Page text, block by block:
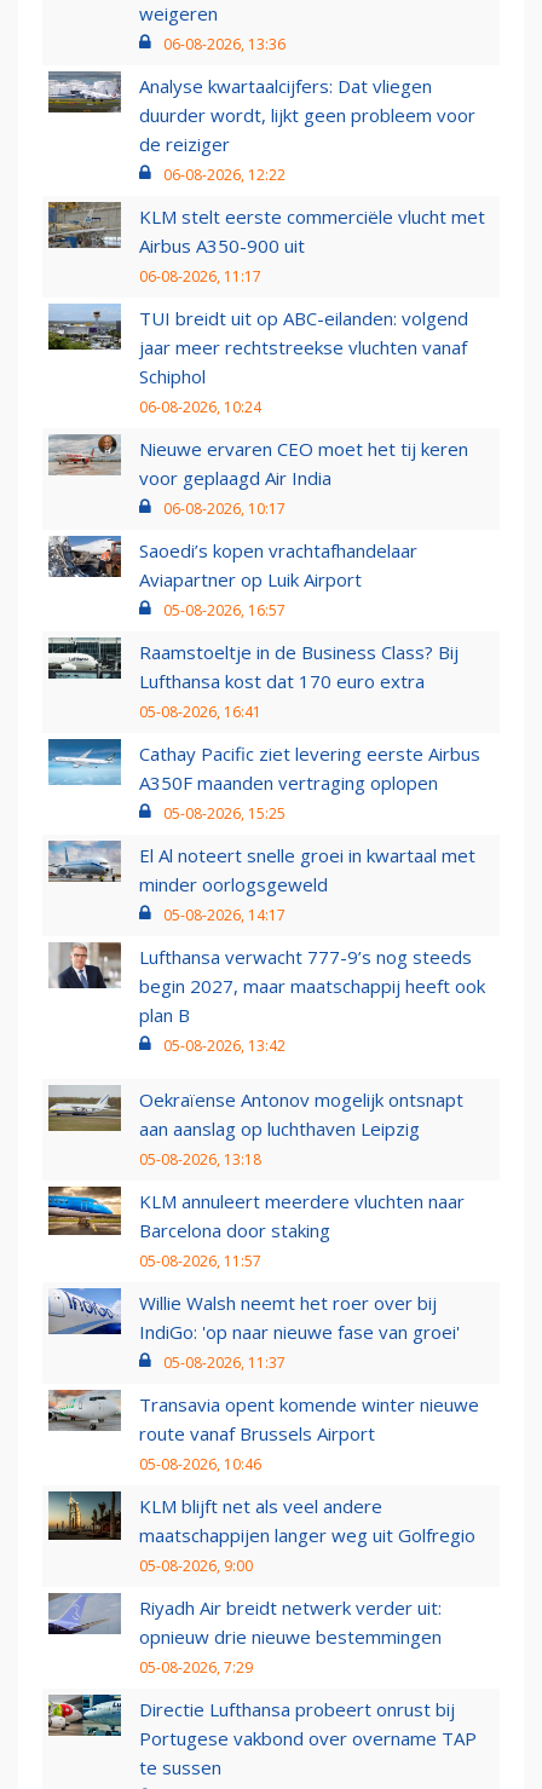
weigeren
06-08-2026, 13:36
Analyse kwartaalcijfers: Dat vliegen
duurder wordt, lijkt geen probleem voor
de reiziger
06-08-2026, 12:22
KLM stelt eerste commerciële vlucht met
Airbus A350-900 uit
06-08-2026, 11:17
TUI breidt uit op ABC-eilanden: volgend
jaar meer rechtstreekse vluchten vanaf
Schiphol
06-08-2026, 10:24
Nieuwe ervaren CEO moet het tij keren
voor geplaagd Air India
06-08-2026, 10:17
Saoedi’s kopen vrachtafhandelaar
Aviapartner op Luik Airport
05-08-2026, 16:57
Raamstoeltje in de Business Class? Bij
Lufthansa kost dat 170 euro extra
05-08-2026, 16:41
Cathay Pacific ziet levering eerste Airbus
A350F maanden vertraging oplopen
05-08-2026, 15:25
El Al noteert snelle groei in kwartaal met
minder oorlogsgeweld
05-08-2026, 14:17
Lufthansa verwacht 777-9’s nog steeds
begin 2027, maar maatschappij heeft ook
plan B
05-08-2026, 13:42
Oekraïense Antonov mogelijk ontsnapt
aan aanslag op luchthaven Leipzig
05-08-2026, 13:18
KLM annuleert meerdere vluchten naar
Barcelona door staking
05-08-2026, 11:57
Willie Walsh neemt het roer over bij
IndiGo: 'op naar nieuwe fase van groei'
05-08-2026, 11:37
Transavia opent komende winter nieuwe
route vanaf Brussels Airport
05-08-2026, 10:46
KLM blijft net als veel andere
maatschappijen langer weg uit Golfregio
05-08-2026, 9:00
Riyadh Air breidt netwerk verder uit:
opnieuw drie nieuwe bestemmingen
05-08-2026, 7:29
Directie Lufthansa probeert onrust bij
Portugese vakbond over overname TAP
te sussen